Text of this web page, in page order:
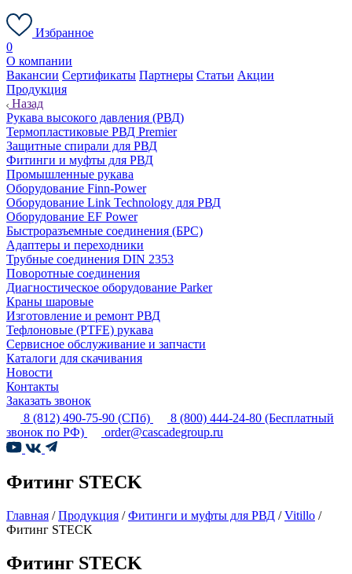
Избранное
0
О компании
Вакансии Сертификаты Партнеры Статьи Акции
Продукция
Назад
Рукава высокого давления (РВД)
Термопластиковые РВД Premier
Защитные спирали для РВД
Фитинги и муфты для РВД
Промышленные рукава
Оборудование Finn-Power
Оборудование Link Technology для РВД
Оборудование EF Power
Быстроразъемные соединения (БРС)
Адаптеры и переходники
Трубные соединения DIN 2353
Поворотные соединения
Диагностическое оборудование Parker
Краны шаровые
Изготовление и ремонт РВД
Тефлоновые (PTFE) рукава
Сервисное обслуживание и запчасти
Каталоги для скачивания
Новости
Контакты
Заказать звонок
8 (812) 490-75-90 (СПб) 8 (800) 444-24-80 (Бесплатный
звонок по РФ)
order@cascadegroup.ru
Фитинг STECK
Главная /Продукция /Фитинги и муфты для РВД /Vitillo /
Фитинг STECK
Фитинг STECK